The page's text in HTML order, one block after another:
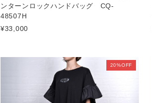
ンターンロックハンドバッグ CQ-
48507H
¥33,000
20%OFF